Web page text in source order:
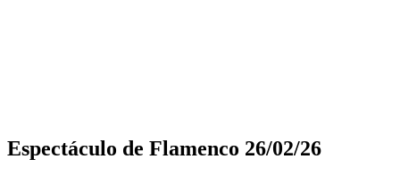
Espectáculo de Flamenco 26/02/26